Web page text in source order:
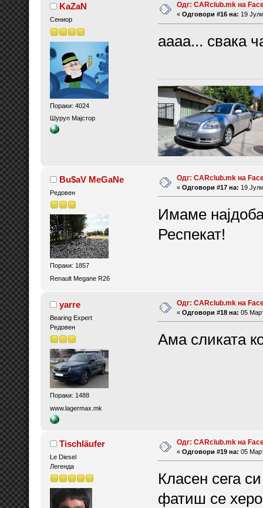
KaZaN
Сениор
Пораки: 4024
Шуруп Мајстор
Одг: CARclub.mk на
« Одговори #16 на: 19
аааа... свака
Bu$aV MeGaNe
Редовен
Пораки: 1857
Renault Megane R26
Одг: CARclub.mk на
« Одговори #17 на: 19
Имаме
Респекат!
yarre
Bearing Expert
Редовен
Пораки: 1488
www.lagermax.mk
Одг: CARclub.mk на
« Одговори #18 на: 05
Ама сликата
Tischläufer
Le Diesel
Легенда
Одг: CARclub.mk на
« Одговори #19 на: 05
Класен сега
фатиш се